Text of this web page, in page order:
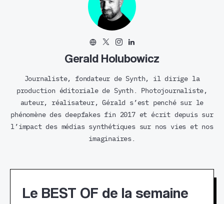
Gerald Holubowicz
Journaliste, fondateur de Synth, il dirige la
production éditoriale de Synth. Photojournaliste,
auteur, réalisateur, Gérald s’est penché sur le
phénomène des deepfakes fin 2017 et écrit depuis sur
l’impact des médias synthétiques sur nos vies et nos
imaginaires.
Le BEST OF de la semaine